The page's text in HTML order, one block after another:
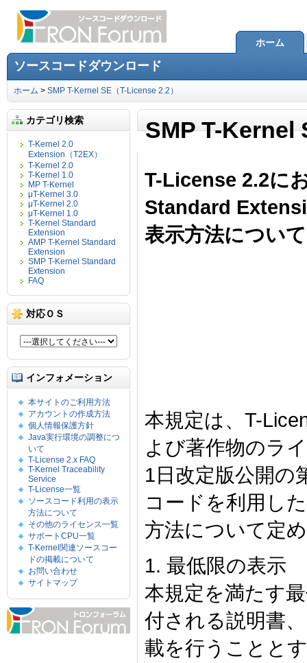
ホーム
ソースコードダウンロード
ホーム > SMP T-Kernel SE（T-License 2.2）
カテゴリ検索
T-Kernel 2.0
Extension（T2EX）
T-Kernel 2.0
T-Kernel 1.0
MP T-Kernel
μT-Kernel 3.0
μT-Kernel 2.0
μT-Kernel 1.0
T-Kernel Standard
Extension
AMP T-Kernel Standard
Extension
SMP T-Kernel Standard
Extension
FAQ
対応ＯＳ
インフォメーション
本サイトのご利用方法
アカウントの作成方法
個人情報保護方針
Java実行環境の調整につ
いて
T-License 2.x FAQ
T-Kernel Traceability
Service
T-License一覧
ソースコード利用の表示
方法について
その他のライセンス一覧
サポートCPU一覧
T-Kernel関連ソースコー
ドの掲載について
お問い合わせ
サイトマップ
SMP T-Kernel
T-License 2.2に
Standard
表示方法について
本規定は、T-
よび著作物のラ
1日改定版公開の
コードを利用し
方法について定
1. 最低限の表示
本規定を満たす
付される説明書
載を行うことと